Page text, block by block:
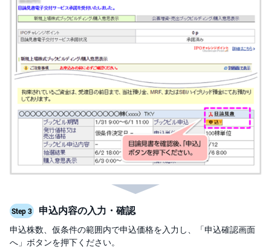
i
D
e
C
o
Step 3 申込内容の入力・確認
申込株数、仮条件の範囲内で申込価格を入力し、「申込確認画面
へ」ボタンを押下ください。